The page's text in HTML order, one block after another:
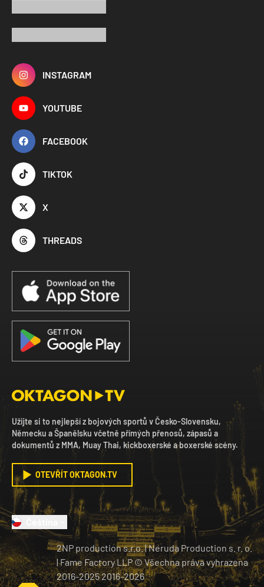
INSTAGRAM
YOUTUBE
FACEBOOK
TIKTOK
X
THREADS
Užijte si to nejlepší z bojových sportů v Česko-Slovensku,
Německu a Španělsku včetně přímých přenosů, zápasů a
dokumentů z MMA, Muay Thai, kickboxerské a boxerské scény.
OTEVŘÍT OKTAGON.TV
2NP production s.r.o.|Neruda Production s. r. o.
| Fame Factory LLP © Všechna práva vyhrazena
2016-20252016-2026